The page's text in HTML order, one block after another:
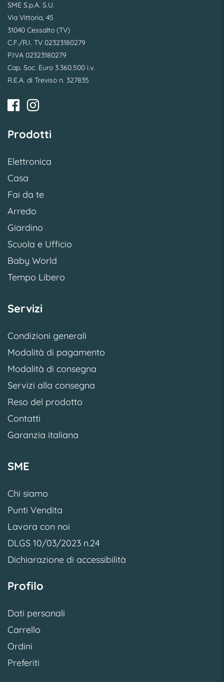
SME S.p.A. S.U.
Via Vittoria, 45
31040 Cessalto (TV)
C.F./R.I. TV 02323180279
P.IVA 02323180279
Cap. Soc. Euro 3.360.500 i.v.
R.E.A. di Treviso n. 327835
Prodotti
Elettronica
Casa
Fai da te
Arredo
Giardino
Scuola e Ufficio
Baby World
Tempo Libero
Servizi
Condizioni generali
Modalità di pagamento
Modalità di consegna
Servizi alla consegna
Reso del prodotto
Contatti
Garanzia italiana
SME
Chi siamo
Punti Vendita
Lavora con noi
DLGS 10/03/2023 n.24
Dichiarazione di accessibilità
Profilo
Dati personali
Carrello
Ordini
Preferiti